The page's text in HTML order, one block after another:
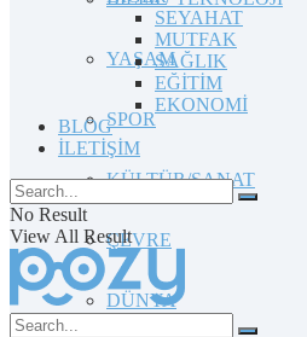
YAŞAM
SPOR
KÜLTÜR/SANAT
ÇEVRE
DÜNYA
SEYAHAT
MUTFAK
SAĞLIK
EĞİTİM
EKONOMİ
BLOG
İLETİŞİM
No Result
View All Result